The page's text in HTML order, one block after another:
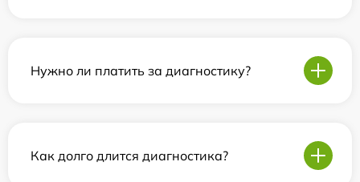
Нужно ли платить за диагностику?
Как долго длится диагностика?